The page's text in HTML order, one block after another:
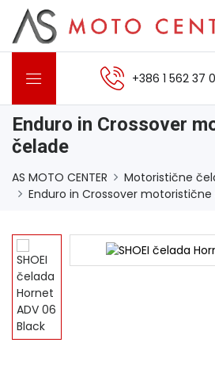
+386 1 562 37
Enduro in Crossover
čelade
AS MOTO CENTER
Motoristične
Enduro in Crossover